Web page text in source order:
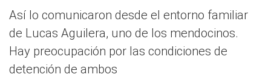
Así lo comunicaron desde el entorno familiar
de Lucas Aguilera, uno de los mendocinos.
Hay preocupación por las condiciones de
detención de ambos